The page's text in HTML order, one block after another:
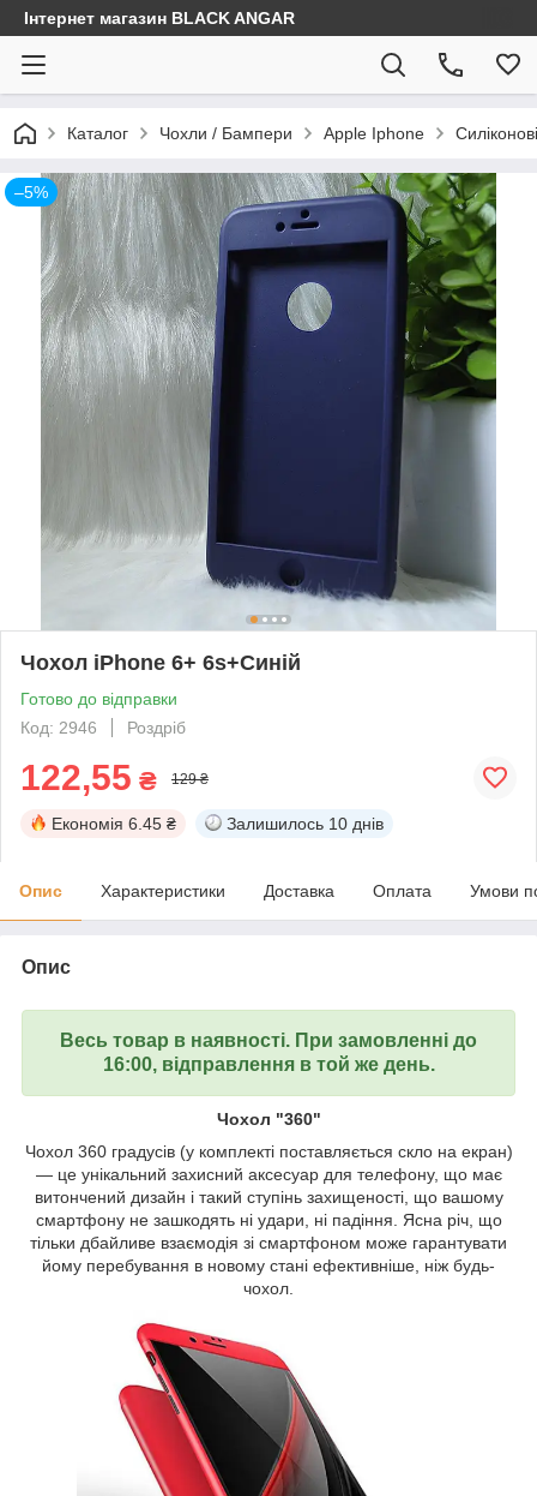
Інтернет магазин BLACK ANGAR
Каталог Чохли / Бампери Apple Iphone
–5%
Чохол iPhone 6+ 6s+Синій
Готово до відправки
Код: 2946
Роздріб
122,55 ₴ 129 ₴
Економія 6.45 ₴ Залишилось 10 днів
Опис Характеристики Доставка Оплата Умови
Опис
Весь товар в наявності. При замовленні до
16:00, відправлення в той же день.
Чохол "360"
Чохол 360 градусів (у комплекті поставляється скло на екран)
— це унікальний захисний аксесуар для телефону, що має
витончений дизайн і такий ступінь захищеності, що вашому
смартфону не зашкодять ні удари, ні падіння. Ясна річ, що
тільки дбайливе взаємодія зі смартфоном може гарантувати
йому перебування в новому стані ефективніше, ніж будь-
чохол.